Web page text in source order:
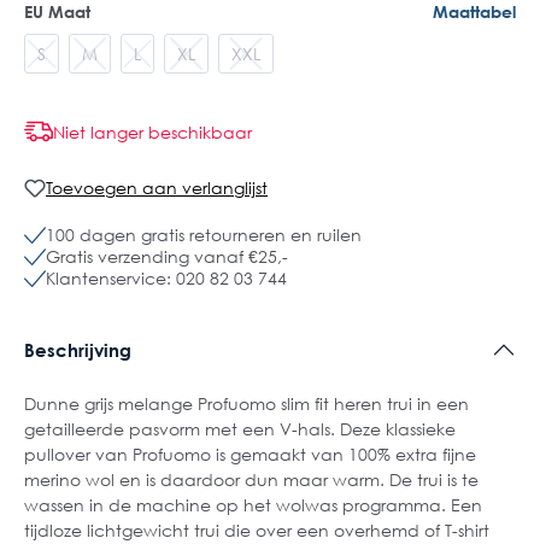
EU Maat Maattabel
S M L XL XXL
Niet langer beschikbaar
Toevoegen aan verlanglijst
100 dagen gratis retourneren en ruilen
Gratis verzending vanaf €25,-
Klantenservice: 020 82 03 744
Beschrijving
Dunne grijs melange Profuomo slim fit heren trui in een
getailleerde pasvorm met een V-hals. Deze klassieke
pullover van Profuomo is gemaakt van 100% extra fijne
merino wol en is daardoor dun maar warm. De trui is te
wassen in de machine op het wolwas programma. Een
tijdloze lichtgewicht trui die over een overhemd of T-shirt